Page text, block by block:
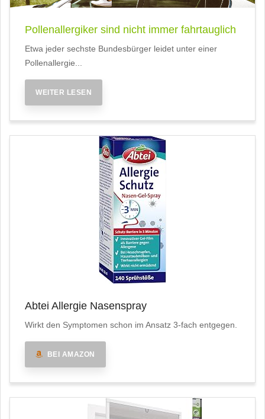
Pollenallergiker sind nicht immer fahrtauglich
Etwa jeder sechste Bundesbürger leidet unter einer
Pollenallergie...
WEITER LESEN
Abtei Allergie Nasenspray
Wirkt den Symptomen schon im Ansatz 3-fach entgegen.
BEI AMAZON